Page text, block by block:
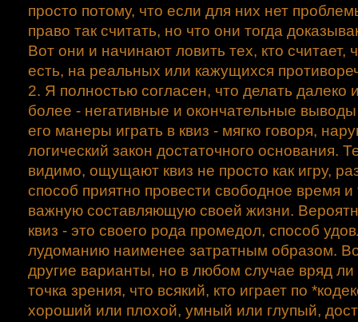
просто потому, что если для них нет
право так считать, но что они тогда
Вот они и начинают ловить тех, кто считает,
есть, на реальных или кажущихся
2. Я полностью согласен, что делать далеко
более - негативные и окончательные выводы
его манеры играть в квиз - мягко говоря,
логический закон достаточного основания.
видимо, ощущают квиз не просто как игру,
способ приятно провести свободное время и
важную составляющую своей жизни.
квиз - это своего рода промедол, способ
лудоманию наименее затратным образом.
другие варианты, но в любом случае вряд
точка зрения, что всякий, кто играет по
хороший или плохой, умный или глупый,